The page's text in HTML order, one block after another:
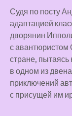
Судя по посту
адаптацией
дворянин
с авантюристом
стране,
в одном из
приключений
с присущей им